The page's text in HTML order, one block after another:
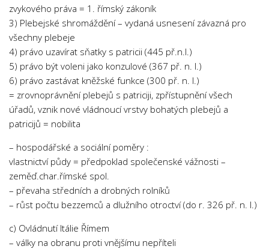
zvykového práva = 1. římský zákoník
3) Plebejské shromáždění – vydaná usnesení závazná pro
všechny plebeje
4) právo uzavírat sňatky s patricii (445 př.n.l.)
5) právo být voleni jako konzulové (367 př. n. l.)
6) právo zastávat kněžské funkce (300 př. n. l.)
= zrovnoprávnění plebejů s patriciji, zpřístupnění všech
úřadů, vznik nové vládnoucí vrstvy bohatých plebejů a
patricijů = nobilita
– hospodářské a sociální poměry :
vlastnictví půdy = předpoklad společenské vážnosti –
zeměď.char.římské spol.
– převaha středních a drobných rolníků
– růst počtu bezzemců a dlužního otroctví (do r. 326 př. n. l.)
c) Ovládnutí Itálie Římem
– války na obranu proti vnějšímu nepříteli